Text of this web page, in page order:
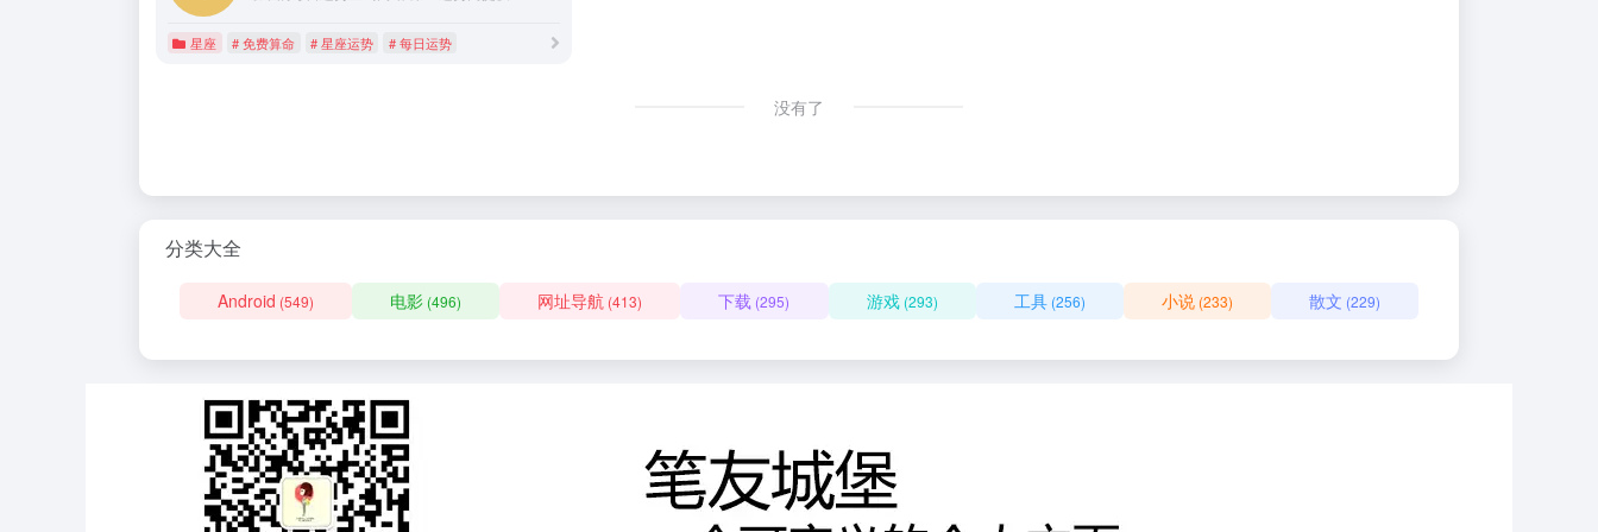
星座 # 免费算命 # 星座运势 # 每日运势
没有了
分类大全
Android (549) 电影 (496) 网址导航 (413) 下载 (295) 游戏(293) 工具(256) 小说(233) 散文 (229)